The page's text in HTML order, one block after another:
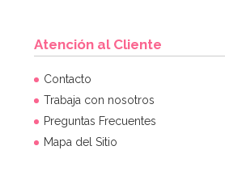
Atención al Cliente
Contacto
Trabaja con nosotros
Preguntas Frecuentes
Mapa del Sitio